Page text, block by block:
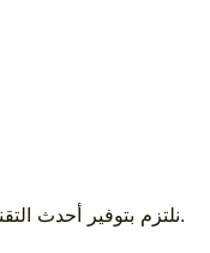
نلتزم بتوفير أحدث التقنيات في مجال ماكينات عد النقود وكشف التزوير، مع التركيز على تقديم حلول متطورة تلبي احتياجات العملاء وتعزز من كفاءة عملياتهم المالية.